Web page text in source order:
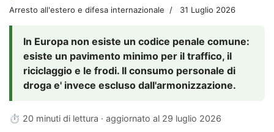
Arresto all'estero e difesa internazionale 31 Luglio 2026
In Europa non esiste un codice penale comune:
esiste un pavimento minimo per il traffico, il
riciclaggio e le frodi. Il consumo personale di
droga e' invece escluso dall'armonizzazione.
⏱ 20 minuti di lettura · aggiornato al 29 luglio 2026